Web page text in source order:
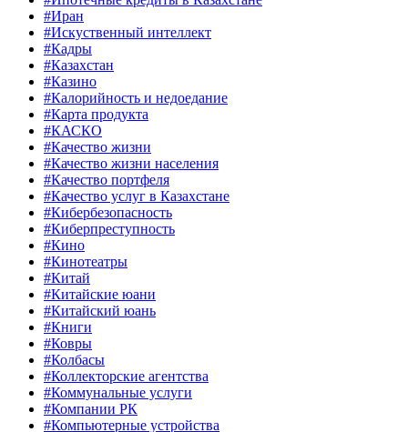
#Иран
#Искуственный интеллект
#Кадры
#Казахстан
#Казино
#Калорийность и недоедание
#Карта продукта
#КАСКО
#Качество жизни
#Качество жизни населения
#Качество портфеля
#Качество услуг в Казахстане
#Кибербезопасность
#Киберпреступность
#Кино
#Кинотеатры
#Китай
#Китайские юани
#Китайский юань
#Книги
#Ковры
#Колбасы
#Коллекторские агентства
#Коммунальные услуги
#Компании РК
#Компьютерные устройства